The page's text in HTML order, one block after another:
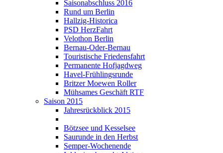
Saisonabschluss 2016
Rund um Berlin
Hallzig-Historica
PSD HerzFahrt
Velothon Berlin
Bernau-Oder-Bernau
Touristische Friedensfahrt
Permanente Hofjagdweg
Havel-Frühlingsrunde
Britzer Moewen Roller
Mühsames Geschäft RTF
Saison 2015
Jahresrückblick 2015
Bötzsee und Kesselsee
Saurunde in den Herbst
Semper-Wochenende